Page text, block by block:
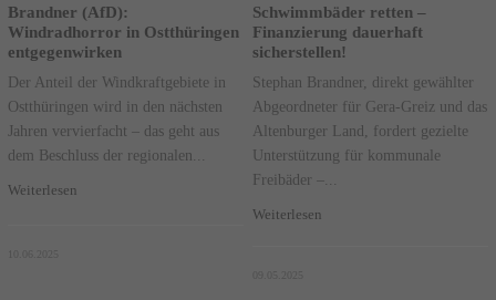
Brandner (AfD):
Windradhorror in Ostthüringen
entgegenwirken
Der Anteil der Windkraftgebiete in
Ostthüringen wird in den nächsten
Jahren vervierfacht – das geht aus
dem Beschluss der regionalen...
Weiterlesen
Schwimmbäder retten –
Finanzierung dauerhaft
sicherstellen!
Stephan Brandner, direkt gewählter
Abgeordneter für Gera-Greiz und das
Altenburger Land, fordert gezielte
Unterstützung für kommunale
Freibäder –...
Weiterlesen